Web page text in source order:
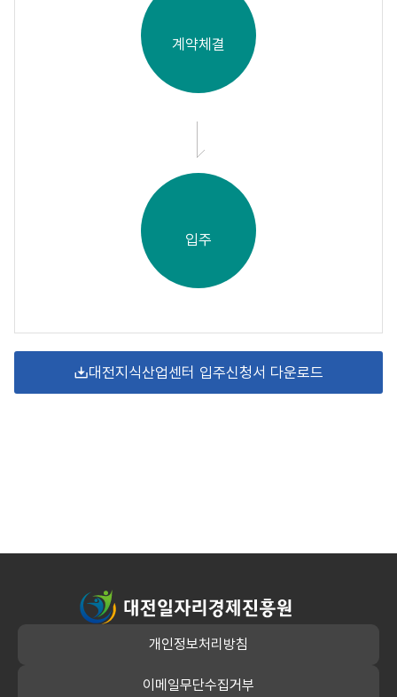
계약체결
입주
대전지식산업센터 입주신청서 다운로드
대전일자리경제진흥원
개인정보처리방침
이메일무단수집거부